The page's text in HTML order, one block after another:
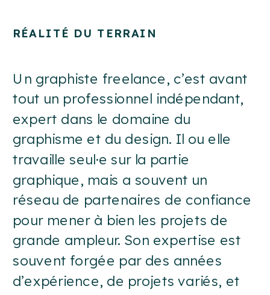
RÉALITÉ DU TERRAIN
Un graphiste freelance, c’est avant
tout un professionnel indépendant,
expert dans le domaine du
graphisme et du design. Il ou elle
travaille seul·e sur la partie
graphique, mais a souvent un
réseau de partenaires de confiance
pour mener à bien les projets de
grande ampleur. Son expertise est
souvent forgée par des années
d’expérience, de projets variés, et